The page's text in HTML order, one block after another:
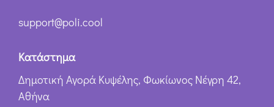
support@poli.cool
Κατάστημα
Δημοτική Αγορά Κυψέλης, Φωκίωνος Νέγρη 42,
Αθήνα